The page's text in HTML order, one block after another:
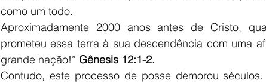
como um todo.
Aproximadamente 2000 anos antes de Cristo,
prometeu essa terra à sua descendência com uma
grande nação!” Gênesis 12:1-2.
Contudo, este processo de posse demorou